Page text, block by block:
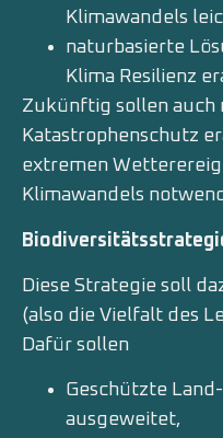
Klimawandels
naturbasierte
Klima Resilienz
Zukünftig sollen auch
Katastrophenschutz
extremen
Klimawandels
Diese Strategie soll
(also die Vielfalt des
Dafür sollen
Geschützte
ausgeweitet,